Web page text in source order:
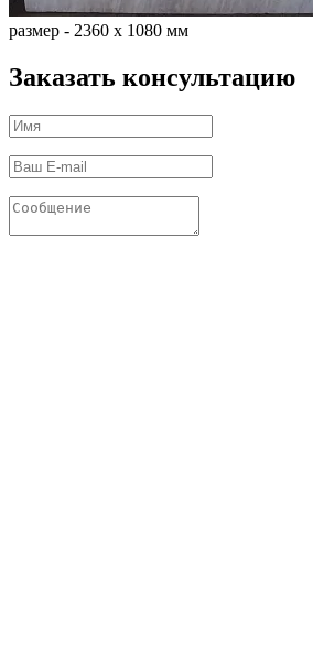
размер - 2360 х 1080 мм
Заказать консультацию